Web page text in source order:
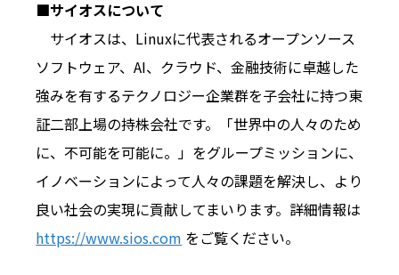
■サイオスについて
サイオスは、Linuxに代表されるオープンソース
ソフトウェア、AI、クラウド、金融技術に卓越した
強みを有するテクノロジー企業群を子会社に持つ東
証二部上場の持株会社です。「世界中の人々のため
に、不可能を可能に。」をグループミッションに、
イノベーションによって人々の課題を解決し、より
良い社会の実現に貢献してまいります。詳細情報は
https://www.sios.com をご覧ください。